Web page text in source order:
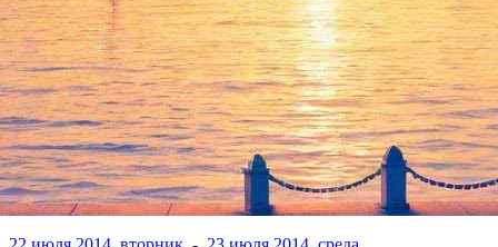
"Приют комедианта"
расскажет о быте и нравах
петербургской богемы
Серебряного века